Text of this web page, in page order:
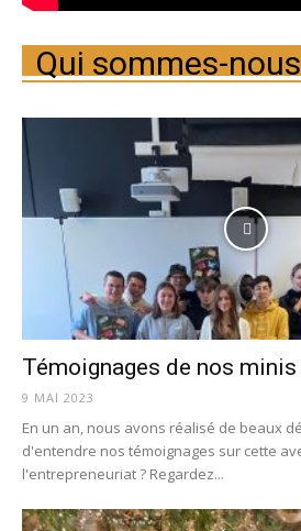
Qui sommes-
Témoignages de nos
9 MAI 2023
En un an, nous avons réalisé de beaux
d'entendre nos témoignages sur cette
l'entrepreneuriat ? Regardez...